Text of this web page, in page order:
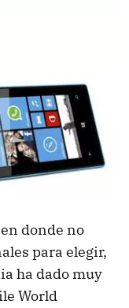
donde no
para elegir,
ha dado muy
World